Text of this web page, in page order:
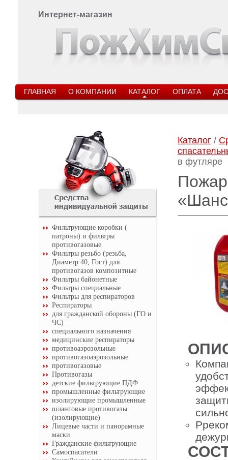
Интернет-магазин
ГЛАВНАЯ О КОМПАНИИ КАТАЛОГ ОПЛАТА
Фильтрующие коробки (
патроны) и фильтры
противогазовые
Фильтры резьбо (резьба,
Диаметр 40, Гост) для
противогазов композитные
Фильтры байонетные
Фильтры специальные
Фильтры для респираторов
Респираторы
для гражданской обороны (ГО и
ЧС)
специального назначения
медицинские респираторы
противоаэрозольные
противогазоаэрозольные
противогазовые
Противогазы
детские фильтрующие ПДФ
промышленные фильтрующие
изолирующие промышленные
шланговые противогазы
(изолирующие)
Лицевые части и панорамные
маски
Гражданские фильтрующие
Самоспасатели
Каталог /
в футляре